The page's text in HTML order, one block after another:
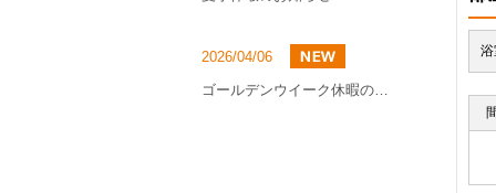
2026/04/06
ゴールデンウイーク休暇のお知らせ